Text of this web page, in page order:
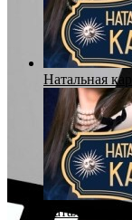
Натальная
Натальная